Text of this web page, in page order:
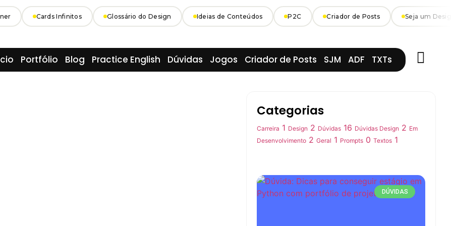
Cards Infinitos Glossário do Design Ideias de Conteúdos P2C Criador de Posts Seja um
Portfólio Blog Practice English Dúvidas Jogos Criador de Posts SJM ADF TXTs
Categorias
Carreira 1 Design 2 Dúvidas 16 Dúvidas Design 2 Em
Desenvolvimento 2 Geral 1 Prompts 0 Textos 1
DÚVIDAS